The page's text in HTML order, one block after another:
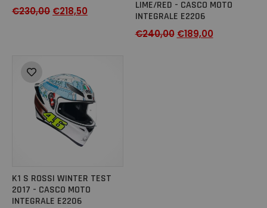
€230,00 €218,50
LIME/RED - CASCO MOTO
INTEGRALE E2206
€240,00 €189,00
K1 S ROSSI WINTER TEST
2017 - CASCO MOTO
INTEGRALE E2206